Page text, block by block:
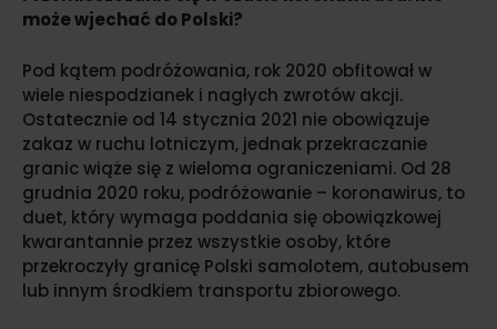
może wjechać do Polski?
Pod kątem podróżowania, rok 2020 obfitował w
wiele niespodzianek i nagłych zwrotów akcji.
Ostatecznie od 14 stycznia 2021 nie obowiązuje
zakaz w ruchu lotniczym, jednak przekraczanie
granic wiąże się z wieloma ograniczeniami. Od 28
grudnia 2020 roku, podróżowanie – koronawirus, to
duet, który wymaga poddania się obowiązkowej
kwarantannie przez wszystkie osoby, które
przekroczyły granicę Polski samolotem, autobusem
lub innym środkiem transportu zbiorowego.